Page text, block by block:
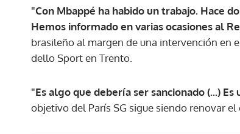
"Con Mbappé ha habido un trabajo. Hace
Hemos informado en varias ocasiones al
brasileño al margen de una intervención en
dello Sport en Trento.
"Es algo que debería ser sancionado (...)
objetivo del París SG sigue siendo renovar